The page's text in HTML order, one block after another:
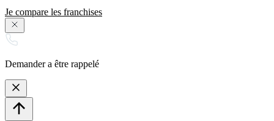
Je compare les franchises
Demander a être rappelé